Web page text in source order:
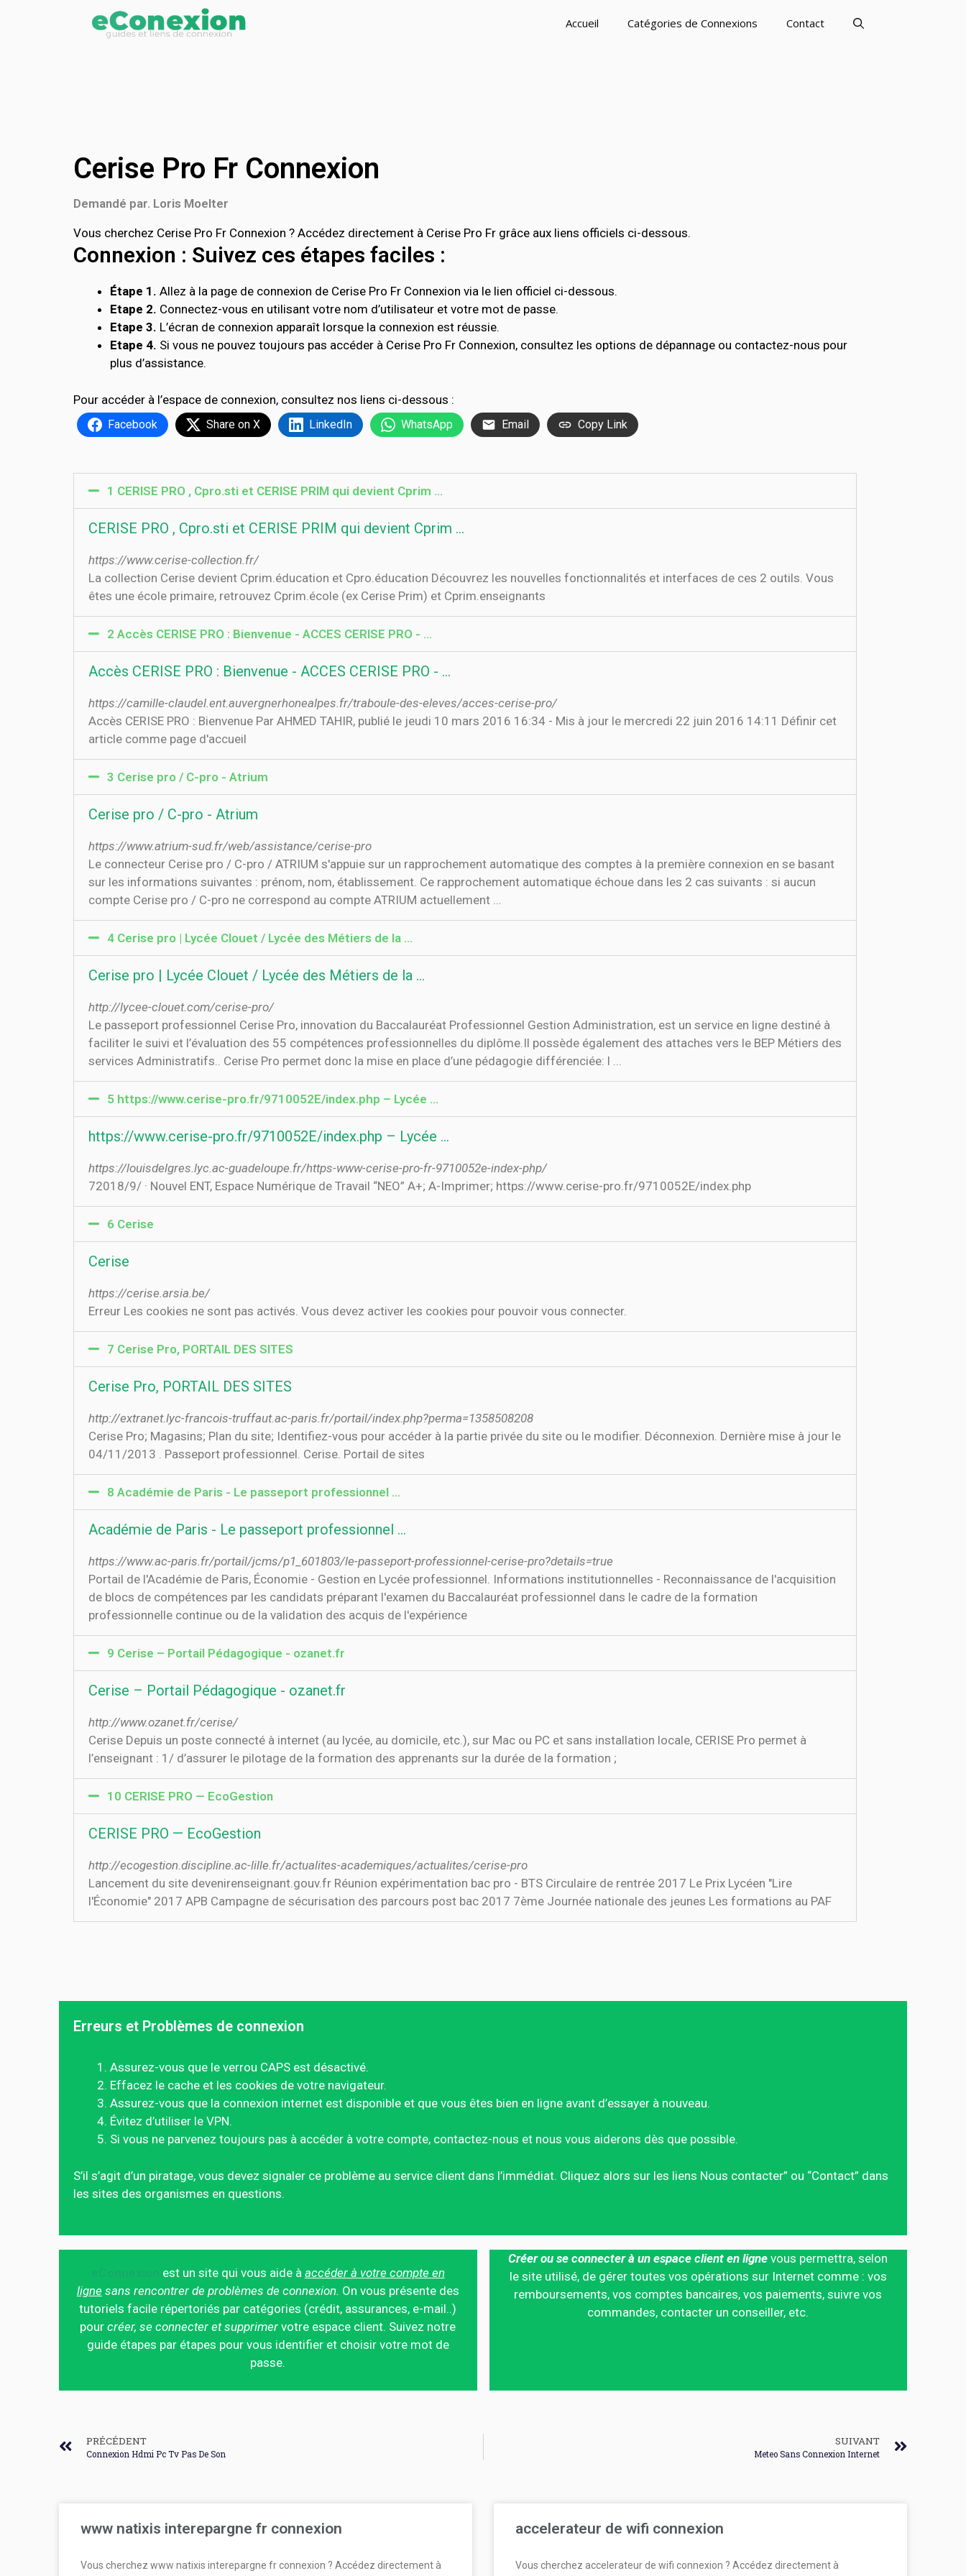
Accueil Catégories de Connexions Contact
Cerise Pro Fr Connexion
Demandé par. Loris Moelter
Vous cherchez Cerise Pro Fr Connexion ? Accédez directement à Cerise Pro Fr grâce aux liens officiels ci-dessous.
Connexion : Suivez ces étapes faciles :
Étape 1. Allez à la page de connexion de Cerise Pro Fr Connexion via le lien officiel ci-dessous.
Etape 2. Connectez-vous en utilisant votre nom d’utilisateur et votre mot de passe.
Etape 3. L’écran de connexion apparaît lorsque la connexion est réussie.
Etape 4. Si vous ne pouvez toujours pas accéder à Cerise Pro Fr Connexion, consultez les options de dépannage ou contactez-nous pour
plus d’assistance.
Pour accéder à l’espace de connexion, consultez nos liens ci-dessous :
Facebook Share on X LinkedIn WhatsApp Email Copy Link
1 CERISE PRO , Cpro.sti et CERISE PRIM qui devient Cprim ...
CERISE PRO , Cpro.sti et CERISE PRIM qui devient Cprim ...
https://www.cerise-collection.fr/
La collection Cerise devient Cprim.éducation et Cpro.éducation Découvrez les nouvelles fonctionnalités et interfaces de ces 2 outils. Vous
êtes une école primaire, retrouvez Cprim.école (ex Cerise Prim) et Cprim.enseignants
2 Accès CERISE PRO : Bienvenue - ACCES CERISE PRO - …
Accès CERISE PRO : Bienvenue - ACCES CERISE PRO - …
https://camille-claudel.ent.auvergnerhonealpes.fr/traboule-des-eleves/acces-cerise-pro/
Accès CERISE PRO : Bienvenue Par AHMED TAHIR, publié le jeudi 10 mars 2016 16:34 - Mis à jour le mercredi 22 juin 2016 14:11 Définir cet
article comme page d'accueil
3 Cerise pro / C-pro - Atrium
Cerise pro / C-pro - Atrium
https://www.atrium-sud.fr/web/assistance/cerise-pro
Le connecteur Cerise pro / C-pro / ATRIUM s'appuie sur un rapprochement automatique des comptes à la première connexion en se basant
sur les informations suivantes : prénom, nom, établissement. Ce rapprochement automatique échoue dans les 2 cas suivants : si aucun
compte Cerise pro / C-pro ne correspond au compte ATRIUM actuellement ...
4 Cerise pro | Lycée Clouet / Lycée des Métiers de la …
Cerise pro | Lycée Clouet / Lycée des Métiers de la …
http://lycee-clouet.com/cerise-pro/
Le passeport professionnel Cerise Pro, innovation du Baccalauréat Professionnel Gestion Administration, est un service en ligne destiné à
faciliter le suivi et l’évaluation des 55 compétences professionnelles du diplôme.Il possède également des attaches vers le BEP Métiers des
services Administratifs.. Cerise Pro permet donc la mise en place d’une pédagogie différenciée: l ...
5 https://www.cerise-pro.fr/9710052E/index.php – Lycée ...
https://www.cerise-pro.fr/9710052E/index.php – Lycée ...
https://louisdelgres.lyc.ac-guadeloupe.fr/https-www-cerise-pro-fr-9710052e-index-php/
7‏‏/9‏‏/2018 · Nouvel ENT, Espace Numérique de Travail “NEO” A+; A-Imprimer; https://www.cerise-pro.fr/9710052E/index.php
6 Cerise
Cerise
https://cerise.arsia.be/
Erreur Les cookies ne sont pas activés. Vous devez activer les cookies pour pouvoir vous connecter.
7 Cerise Pro, PORTAIL DES SITES
Cerise Pro, PORTAIL DES SITES
http://extranet.lyc-francois-truffaut.ac-paris.fr/portail/index.php?perma=1358508208
Cerise Pro; Magasins; Plan du site; Identifiez-vous pour accéder à la partie privée du site ou le modifier. Déconnexion. Dernière mise à jour le
04/11/2013 . Passeport professionnel. Cerise. Portail de sites
8 Académie de Paris - Le passeport professionnel …
Académie de Paris - Le passeport professionnel …
https://www.ac-paris.fr/portail/jcms/p1_601803/le-passeport-professionnel-cerise-pro?details=true
Portail de l'Académie de Paris, Économie - Gestion en Lycée professionnel. Informations institutionnelles - Reconnaissance de l'acquisition
de blocs de compétences par les candidats préparant l'examen du Baccalauréat professionnel dans le cadre de la formation
professionnelle continue ou de la validation des acquis de l'expérience
9 Cerise – Portail Pédagogique - ozanet.fr
Cerise – Portail Pédagogique - ozanet.fr
http://www.ozanet.fr/cerise/
Cerise Depuis un poste connecté à internet (au lycée, au domicile, etc.), sur Mac ou PC et sans installation locale, CERISE Pro permet à
l’enseignant : 1/ d’assurer le pilotage de la formation des apprenants sur la durée de la formation ;
10 CERISE PRO — EcoGestion
CERISE PRO — EcoGestion
http://ecogestion.discipline.ac-lille.fr/actualites-academiques/actualites/cerise-pro
Lancement du site devenirenseignant.gouv.fr Réunion expérimentation bac pro - BTS Circulaire de rentrée 2017 Le Prix Lycéen "Lire
l'Économie" 2017 APB Campagne de sécurisation des parcours post bac 2017 7ème Journée nationale des jeunes Les formations au PAF
Erreurs et Problèmes de connexion
Assurez-vous que le verrou CAPS est désactivé.
Effacez le cache et les cookies de votre navigateur.
Assurez-vous que la connexion internet est disponible et que vous êtes bien en ligne avant d’essayer à nouveau.
Évitez d’utiliser le VPN.
Si vous ne parvenez toujours pas à accéder à votre compte, contactez-nous et nous vous aiderons dès que possible.
S’il s’agit d’un piratage, vous devez signaler ce problème au service client dans l’immédiat. Cliquez alors sur les liens Nous contacter” ou “Contact” dans
les sites des organismes en questions.
est un site qui vous aide à accéder à votre compte en
ligne sans rencontrer de problèmes de connexion. On vous présente des
tutoriels facile répertoriés par catégories (crédit, assurances, e-mail..)
pourcréer, se connecter et supprimer votre espace client. Suivez notre
guide étapes par étapes pour vous identifier et choisir votre mot de
passe.
Créer ou se connecter à un espace client en ligne vous permettra, selon
le site utilisé, de gérer toutes vos opérations sur Internet comme : vos
remboursements, vos comptes bancaires, vos paiements, suivre vos
commandes, contacter un conseiller, etc.
PRÉCÉDENT
Connexion Hdmi Pc Tv Pas De Son
SUIVANT
Meteo Sans Connexion Internet
www natixis interepargne fr connexion
Vous cherchez www natixis interepargne fr connexion ? Accédez directement à
accelerateur de wifi connexion
Vous cherchez accelerateur de wifi connexion ? Accédez directement à